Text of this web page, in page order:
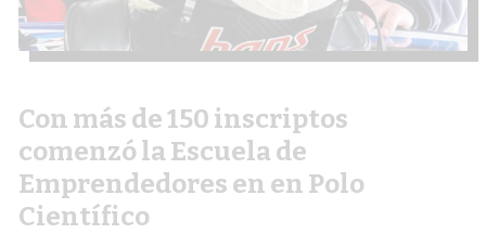
Con más de 150 inscriptos
comenzó la Escuela de
Emprendedores en en Polo
Científico